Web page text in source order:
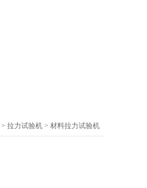
> 拉力试验机 > 材料拉力试验机